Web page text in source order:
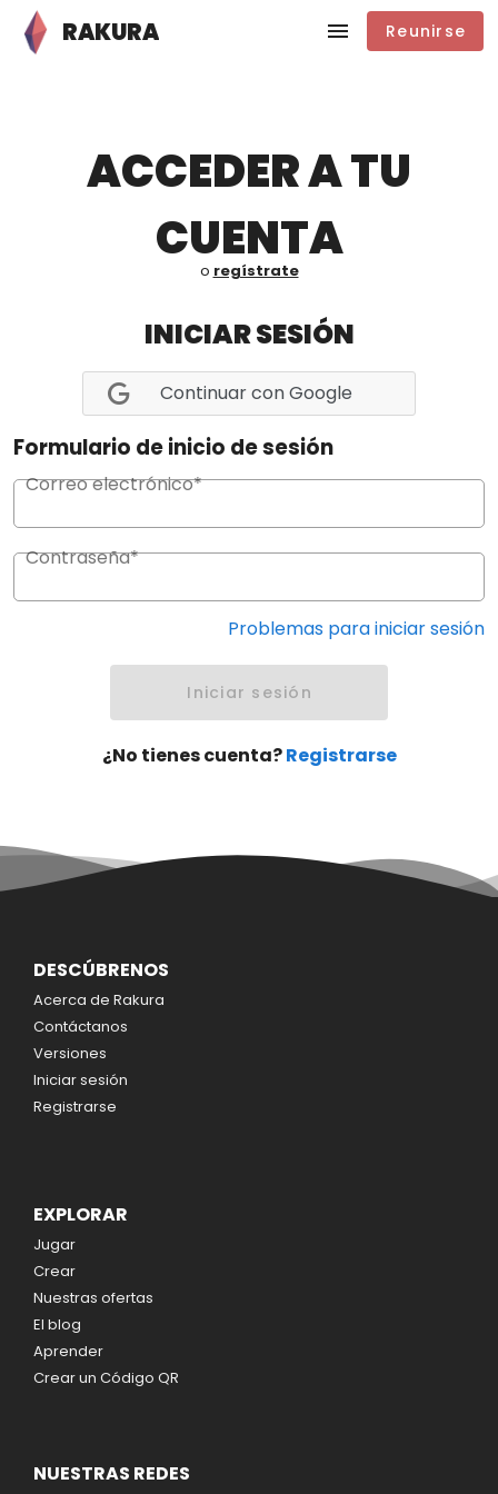
RAKURA Reunirse
ACCEDER A TU
CUENTA
o regístrate
INICIAR SESIÓN
Continuar con Google
Formulario de inicio de sesión
Correo electrónico*
Contraseña*
Problemas para iniciar sesión
Iniciar sesión
¿No tienes cuenta?Registrarse
DESCÚBRENOS
Acerca de Rakura
Contáctanos
Versiones
Iniciar sesión
Registrarse
EXPLORAR
Jugar
Crear
Nuestras ofertas
El blog
Aprender
Crear un Código QR
NUESTRAS REDES